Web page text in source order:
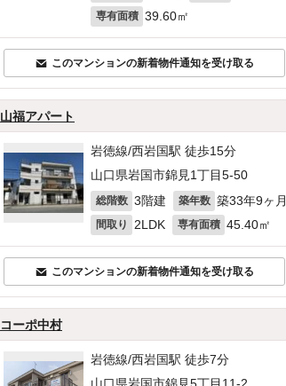
専有面積 39.60㎡
このマンションの新着物件通知を受け取る
山福アパート
岩徳線/西岩国駅 徒歩15分
山口県岩国市錦見1丁目5-50
総階数 3階建 築年数 築33年9ヶ月
間取り 2LDK 専有面積 45.40㎡
このマンションの新着物件通知を受け取る
コーポ中村
岩徳線/西岩国駅 徒歩7分